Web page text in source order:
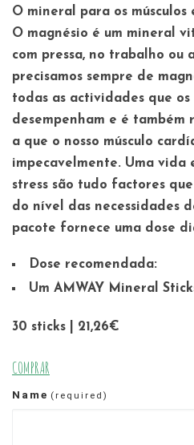
O mineral para os músculos
O magnésio é um mineral
com pressa, no trabalho ou
precisamos sempre de
todas as actividades que os
desempenham e é também
a que o nosso músculo
impecavelmente. Uma vida
stress são tudo factores
do nível das necessidades
pacote fornece uma dose
Dose recomendada:
Um AMWAY Mineral
30 sticks | 21,26€
COMPRAR
Name (required)